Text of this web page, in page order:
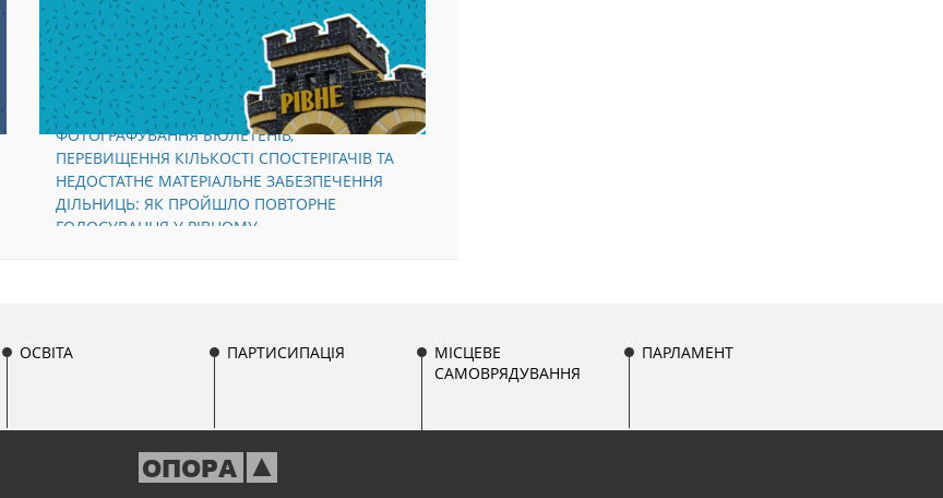
ФОТОГРАФУВАННЯ БЮЛЕТЕНІВ,
ПЕРЕВИЩЕННЯ КІЛЬКОСТІ СПОСТЕРІГАЧІВ ТА
НЕДОСТАТНЄ МАТЕРІАЛЬНЕ ЗАБЕЗПЕЧЕННЯ
ДІЛЬНИЦЬ: ЯК ПРОЙШЛО ПОВТОРНЕ
ГОЛОСУВАННЯ У РІВНОМУ
ОСВІТА ПАРТИСИПАЦІЯ
МІСЦЕВЕ
САМОВРЯДУВАННЯ
ПАРЛАМЕНТ
ОПОРА